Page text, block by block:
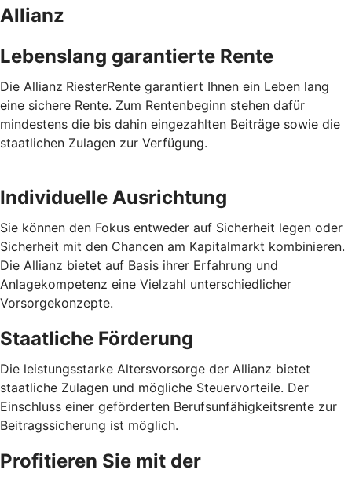
Allianz
Lebenslang garantierte Rente
Die Allianz RiesterRente garantiert Ihnen ein Leben lang
eine sichere Rente. Zum Rentenbeginn stehen dafür
mindestens die bis dahin eingezahlten Beiträge sowie die
staatlichen Zulagen zur Verfügung.
Individuelle Ausrichtung
Sie können den Fokus entweder auf Sicherheit legen oder
Sicherheit mit den Chancen am Kapitalmarkt kombinieren.
Die Allianz bietet auf Basis ihrer Erfahrung und
Anlagekompetenz eine Vielzahl unterschiedlicher
Vorsorgekonzepte.
Staatliche Förderung
Die leistungsstarke Altersvorsorge der Allianz bietet
staatliche Zulagen und mögliche Steuervorteile. Der
Einschluss einer geförderten Berufsunfähigkeitsrente zur
Beitragssicherung ist möglich.
Profitieren Sie mit der